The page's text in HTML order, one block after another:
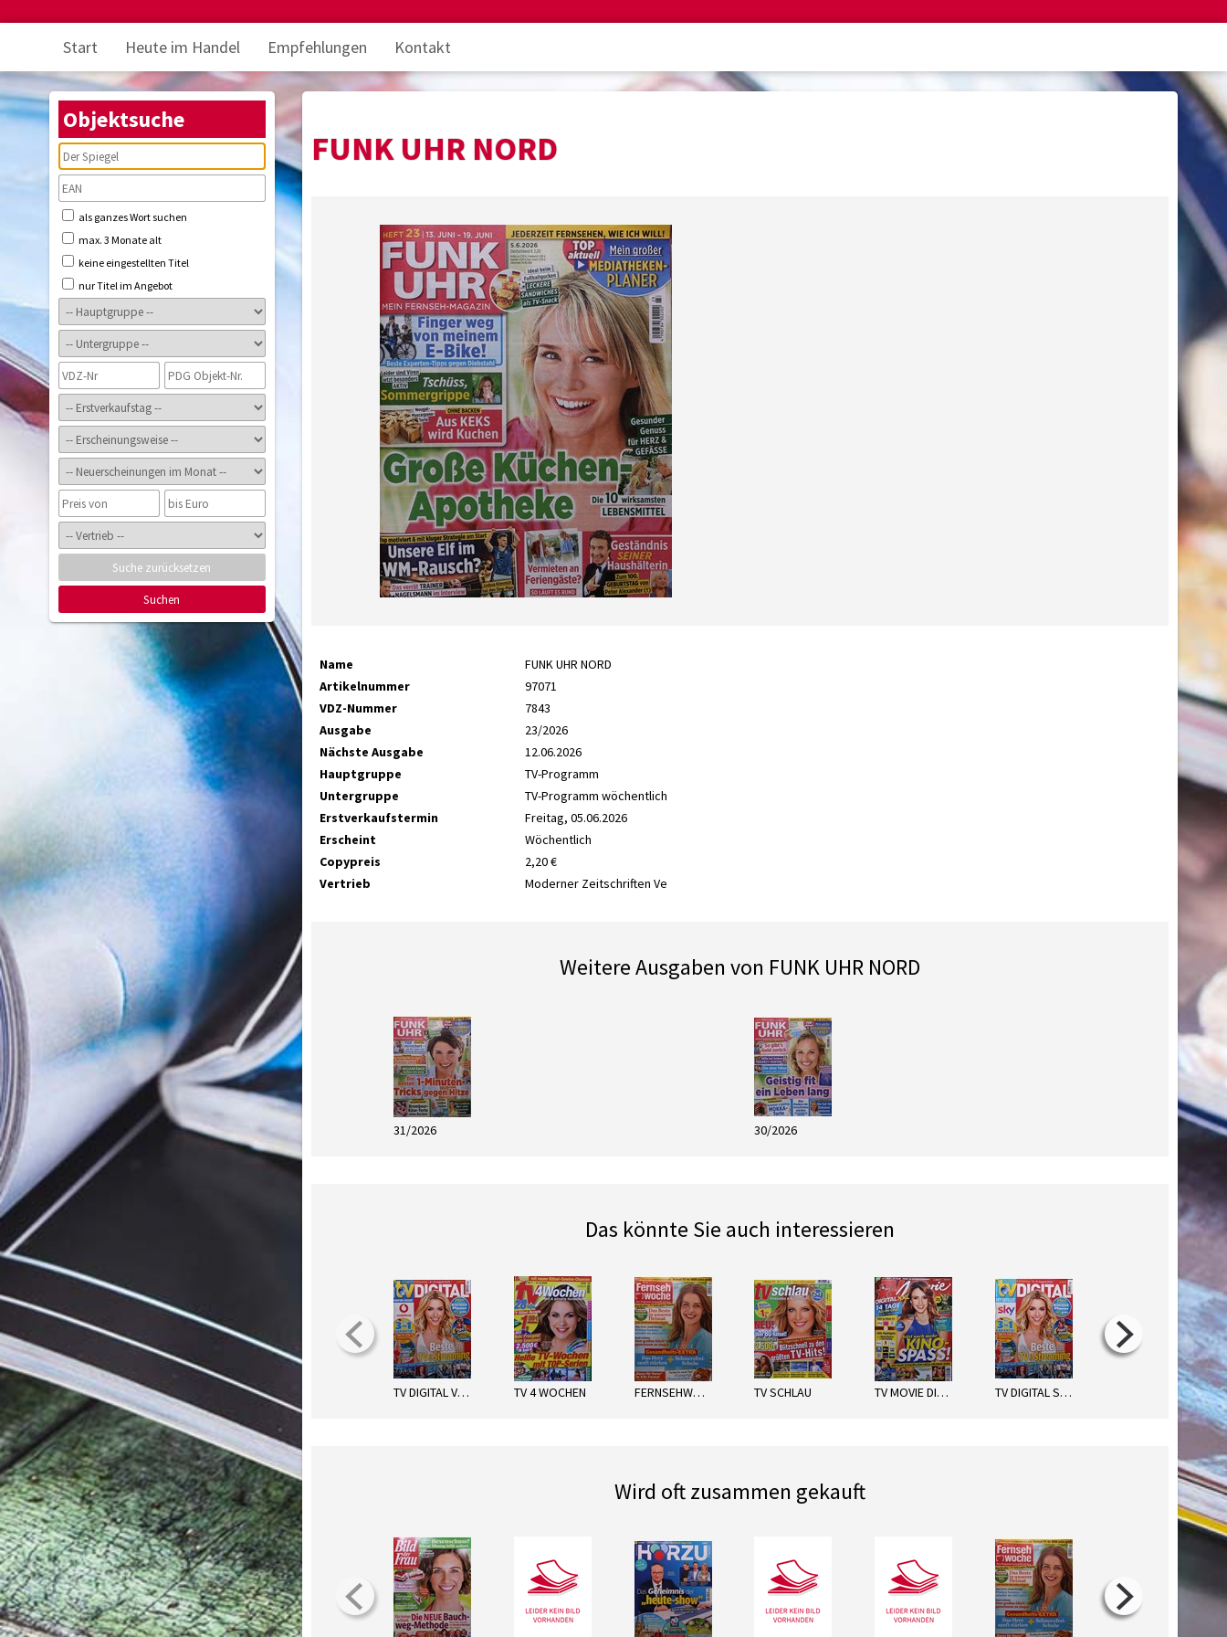
Start Heute im Handel Empfehlungen Kontakt
Objektsuche
als ganzes Wort suchen
max. 3 Monate alt
keine eingestellten Titel
nur Titel im Angebot
Suche zurücksetzen
Suchen
FUNK UHR NORD
Name
FUNK UHR NORD
Artikelnummer
97071
VDZ-Nummer
7843
Ausgabe
23/2026
Nächste Ausgabe
12.06.2026
Hauptgruppe
TV-Programm
Untergruppe
TV-Programm wöchentlich
Erstverkaufstermin
Freitag, 05.06.2026
Erscheint
Wöchentlich
Copypreis
2,20 €
Vertrieb
Moderner Zeitschriften Ve
Weitere Ausgaben von FUNK UHR NORD
31/2026 30/2026
Das könnte Sie auch interessieren
TV DIGITAL VODAFONE TV 4 WOCHEN FERNSEHWOCHE NORD TV SCHLAU TV MOVIE DIGITAL XXL TV DIGITAL SKY SATELLIT TV SPIELFILM DIG. XXL
next
Wird oft zusammen gekauft
next